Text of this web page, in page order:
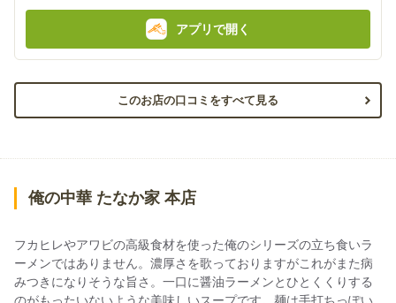
アプリで開く
このお店の口コミをすべて見る
俺の中華 たなか家 本店
フカヒレやアワビの高級食材を使った俺のシリーズの立ち食いラ
ーメンではありません。濃厚さを歌っておりますがこれがまた病
みつきになりそうな旨さ。一口に醤油ラーメンとひとくくりする
のがもったいないような美味しいスープです。麺は手打ちっぽい